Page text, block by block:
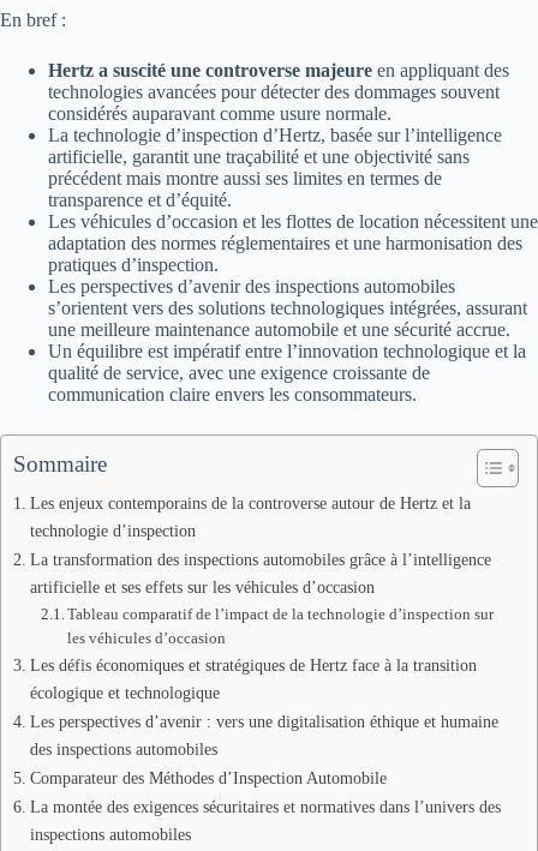
En bref :
Hertz a suscité une controverse majeure en appliquant des
technologies avancées pour détecter des dommages souvent
considérés auparavant comme usure normale.
La technologie d’inspection d’Hertz, basée sur l’intelligence
artificielle, garantit une traçabilité et une objectivité sans
précédent mais montre aussi ses limites en termes de
transparence et d’équité.
Les véhicules d’occasion et les flottes de location nécessitent une
adaptation des normes réglementaires et une harmonisation des
pratiques d’inspection.
Les perspectives d’avenir des inspections automobiles
s’orientent vers des solutions technologiques intégrées, assurant
une meilleure maintenance automobile et une sécurité accrue.
Un équilibre est impératif entre l’innovation technologique et la
qualité de service, avec une exigence croissante de
communication claire envers les consommateurs.
Sommaire
Les enjeux contemporains de la controverse autour de Hertz et la
technologie d’inspection
La transformation des inspections automobiles grâce à l’intelligence
artificielle et ses effets sur les véhicules d’occasion
Tableau comparatif de l’impact de la technologie d’inspection sur
les véhicules d’occasion
Les défis économiques et stratégiques de Hertz face à la transition
écologique et technologique
Les perspectives d’avenir : vers une digitalisation éthique et humaine
des inspections automobiles
Comparateur des Méthodes d’Inspection Automobile
La montée des exigences sécuritaires et normatives dans l’univers des
inspections automobiles